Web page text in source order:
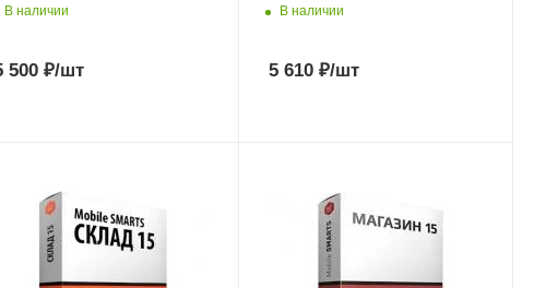
В наличии
500 ₽/шт
В наличии
5 610₽/шт